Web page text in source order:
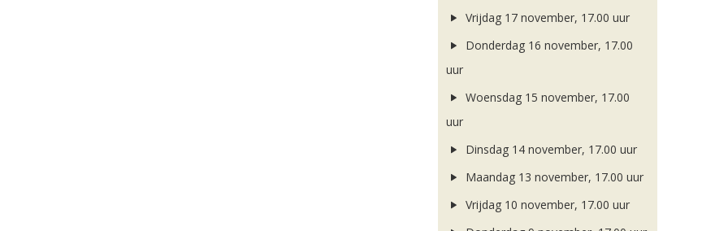
Vrijdag 17 november, 17.00 uur
Donderdag 16 november, 17.00
uur
Woensdag 15 november, 17.00
uur
Dinsdag 14 november, 17.00 uur
Maandag 13 november, 17.00 uur
Vrijdag 10 november, 17.00 uur